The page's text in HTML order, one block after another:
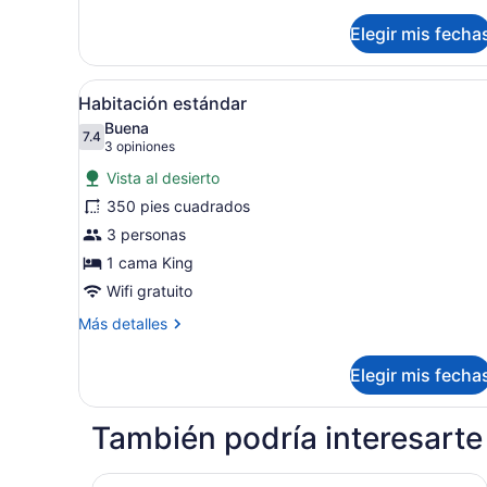
Elegir mis
Abrir
todas
las
fotos
de
Habitación
estándar
Habitación de hotel con
4
Habitación estándar
7.47.4 de 10
Buena
3 opiniones
(3
opiniones)
Vista al desierto
350 pies cuadrados
3 personas
1 cama King
Wifi gratuito
Más detalles
Más
estándar
Elegir mis
También podría interesarte